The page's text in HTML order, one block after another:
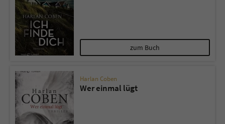
zum Buch
Harlan Coben
Wer einmal lügt